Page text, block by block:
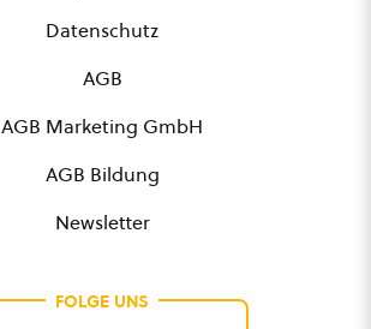
Datenschutz
AGB
AGB Marketing GmbH
AGB Bildung
Newsletter
FOLGE UNS